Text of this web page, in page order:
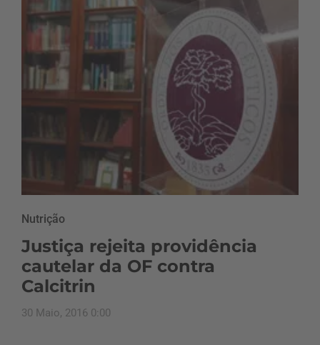
Nutrição
Justiça rejeita providência
cautelar da OF contra
Calcitrin
30 Maio, 2016 0:00